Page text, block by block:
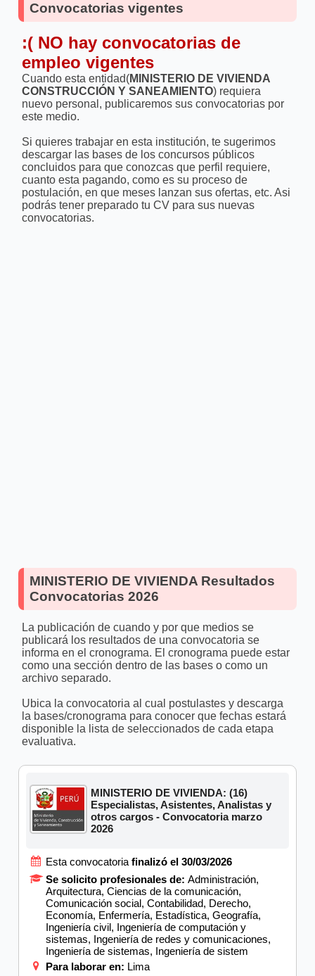
Convocatorias vigentes
:( NO hay convocatorias de
empleo vigentes
Cuando esta entidad(MINISTERIO DE VIVIENDA
CONSTRUCCIÓN Y SANEAMIENTO) requiera
nuevo personal, publicaremos sus convocatorias por
este medio.
Si quieres trabajar en esta institución, te sugerimos
descargar las bases de los concursos públicos
concluidos para que conozcas que perfil requiere,
cuanto esta pagando, como es su proceso de
postulación, en que meses lanzan sus ofertas, etc. Asi
podrás tener preparado tu CV para sus nuevas
convocatorias.
MINISTERIO DE VIVIENDA Resultados
Convocatorias 2026
La publicación de cuando y por que medios se
publicará los resultados de una convocatoria se
informa en el cronograma. El cronograma puede estar
como una sección dentro de las bases o como un
archivo separado.
Ubica la convocatoria al cual postulastes y descarga
la bases/cronograma para conocer que fechas estará
disponible la lista de seleccionados de cada etapa
evaluativa.
MINISTERIO DE VIVIENDA: (16)
Especialistas, Asistentes, Analistas y
otros cargos - Convocatoria marzo
2026
Esta convocatoria finalizó el 30/03/2026
Se solicito profesionales de: Administración,
Arquitectura, Ciencias de la comunicación,
Comunicación social, Contabilidad, Derecho,
Economía, Enfermería, Estadística, Geografía,
Ingeniería civil, Ingeniería de computación y
sistemas, Ingeniería de redes y comunicaciones,
Ingeniería de sistemas, Ingeniería de sistem
Para laborar en: Lima